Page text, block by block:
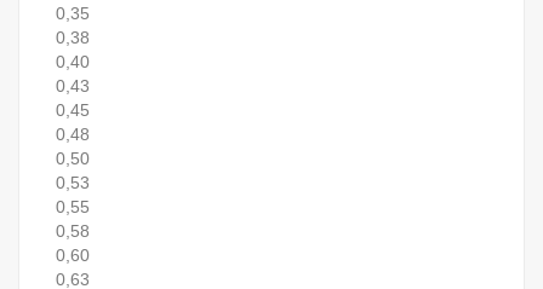
0,35
0,38
0,40
0,43
0,45
0,48
0,50
0,53
0,55
0,58
0,60
0,63